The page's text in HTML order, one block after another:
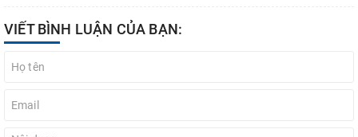
VIẾT BÌNH LUẬN CỦA BẠN: